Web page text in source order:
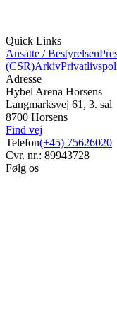
Quick Links
Ansatte / Bestyrelsen
(CSR)Arkiv
Adresse
Hybel Arena Horsens
Langmarksvej 61, 3. sal
8700 Horsens
Find vej
Telefon(+45) 75626020
Cvr. nr.: 89943728
Følg os